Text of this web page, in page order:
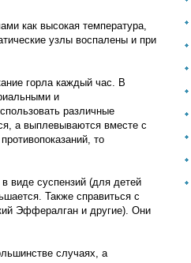
как высокая температура,
узлы воспалены и при
горла каждый час. В
и
различные
а выплевываются вместе с
то
виде суспензий (для детей
Также справиться с
Эффералган и другие). Они
случаях, а